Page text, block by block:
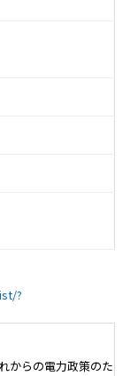
?
からの電力政策のた